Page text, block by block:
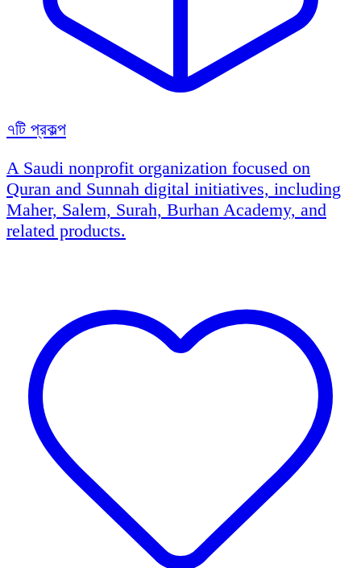
৭টি প্রকল্প
A Saudi nonprofit organization focused on
Quran and Sunnah digital initiatives, including
Maher, Salem, Surah, Burhan Academy, and
related products.